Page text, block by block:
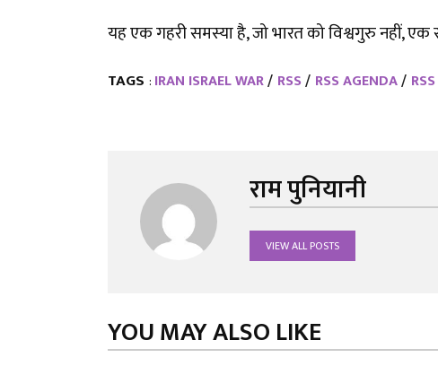
यह एक गहरी समस्या है, जो भारत को विश्वगुरु नहीं, एक
TAGS : IRAN ISRAEL WAR RSS RSS AGENDA
राम पुनियानी
VIEW ALL POSTS
YOU MAY ALSO LIKE